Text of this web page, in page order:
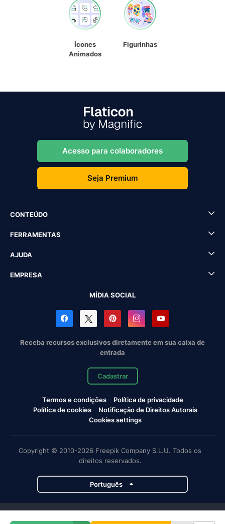
Ícones
Animados
Figurinhas
Acesso para colaboradores
Seja Premium
CONTEÚDO
FERRAMENTAS
AJUDA
EMPRESA
MÍDIA SOCIAL
Receba recursos exclusivos diretamente em sua caixa de
entrada
Cadastrar
Termos e condições
Política de privacidade
Política de cookies
Notificação de Direitos Autorais
Cookies settings
Copyright © 2010-2026 Freepik Company S.L.U. Todos os
direitos reservados.
Português